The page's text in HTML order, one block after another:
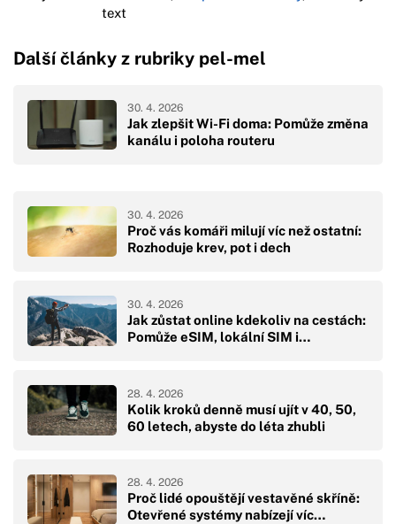
text
Další články z rubriky pel-mel
Jak zlepšit Wi-Fi doma: Pomůže změna
kanálu i poloha routeru
30. 4. 2026
Proč vás komáři milují víc než ostatní:
Rozhoduje krev, pot i dech
30. 4. 2026
Jak zůstat online kdekoliv na cestách:
Pomůže eSIM, lokální SIM i…
30. 4. 2026
Kolik kroků denně musí ujít v 40, 50,
60 letech, abyste do léta zhubli
28. 4. 2026
Proč lidé opouštějí vestavěné skříně:
Otevřené systémy nabízejí víc…
28. 4. 2026